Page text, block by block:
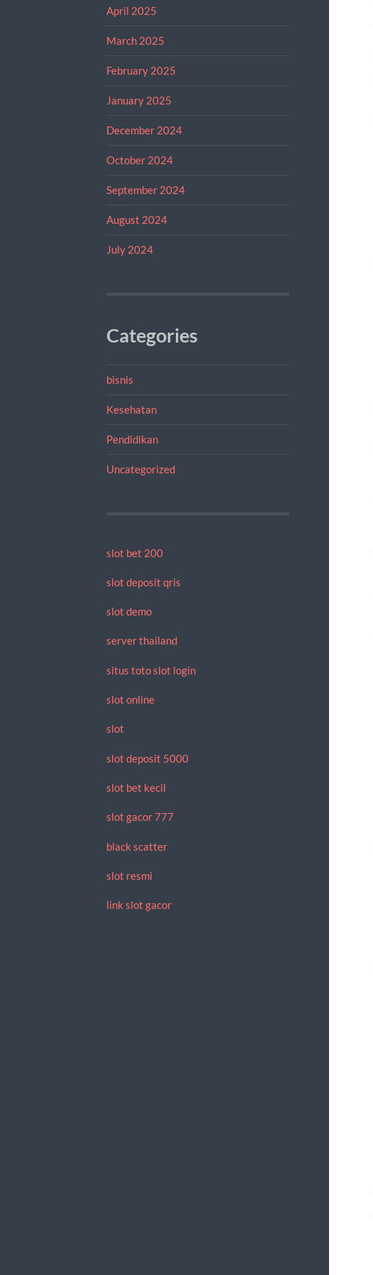
April 2025
March 2025
February 2025
January 2025
December 2024
October 2024
September 2024
August 2024
July 2024
Categories
bisnis
Kesehatan
Pendidikan
Uncategorized
slot bet 200
slot deposit qris
slot demo
server thailand
situs toto slot login
slot online
slot
slot deposit 5000
slot bet kecil
slot gacor 777
black scatter
slot resmi
link slot gacor